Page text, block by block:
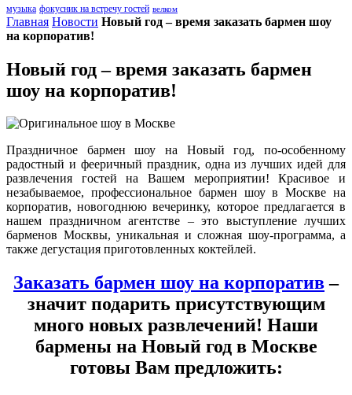
музыка фокусник на встречу гостей велком
Главная Новости Новый год – время заказать бармен шоу
на корпоратив!
Новый год – время заказать бармен
шоу на корпоратив!
Праздничное бармен шоу на Новый год, по-особенному
радостный и фееричный праздник, одна из лучших идей для
развлечения гостей на Вашем мероприятии! Красивое и
незабываемое, профессиональное бармен шоу в Москве на
корпоратив, новогоднюю вечеринку, которое предлагается в
нашем праздничном агентстве – это выступление лучших
барменов Москвы, уникальная и сложная шоу-программа, а
также дегустация приготовленных коктейлей.
Заказать бармен шоу на корпоратив–
значит подарить присутствующим
много новых развлечений! Наши
бармены на Новый год в Москве
готовы Вам предложить: